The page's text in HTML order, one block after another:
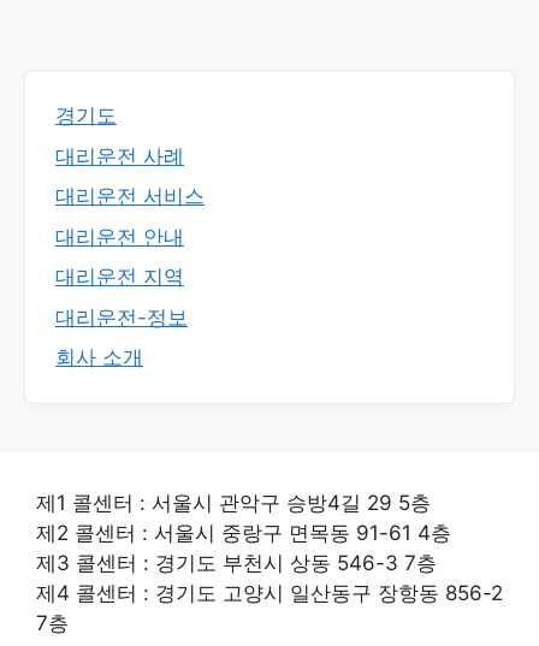
경기도
대리운전 사례
대리운전 서비스
대리운전 안내
대리운전 지역
대리운전-정보
회사 소개
제1 콜센터 : 서울시 관악구 승방4길 29 5층
제2 콜센터 : 서울시 중랑구 면목동 91-61 4층
제3 콜센터 : 경기도 부천시 상동 546-3 7층
제4 콜센터 : 경기도 고양시 일산동구 장항동 856-2
7층